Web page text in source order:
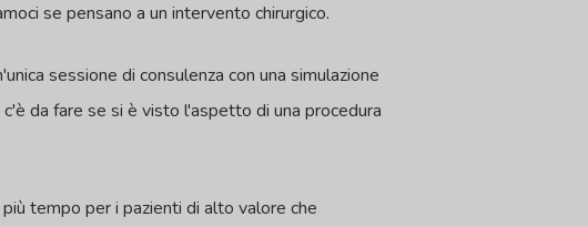
se pensano a un intervento chirurgico.
sessione di consulenza con una simulazione
da fare se si è visto l'aspetto di una procedura
tempo per i pazienti di alto valore che